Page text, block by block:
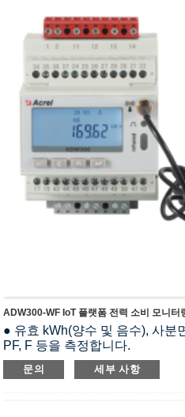
ADW300-WF IoT 플랫폼 전력 소비 모니터
● 유효 kWh(양수 및 음수), 사분
PF, F 등을 측정합니다.
● 통신 : RS485, 적외선 통신,
● THDv, 2일~31일 하모닉
문의 세부 사항